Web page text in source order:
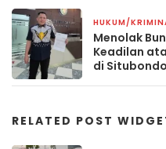
HUKUM/
Menolak
Keadilan
di Situbondo
RELATED POST